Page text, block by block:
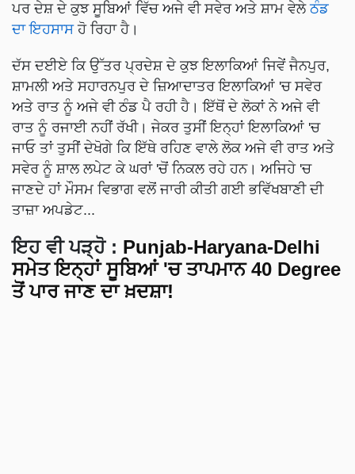
ਪਰ ਦੇਸ਼ ਦੇ ਕੁਝ ਸੂਬਿਆਂ ਵਿੱਚ ਅਜੇ ਵੀ ਸਵੇਰ ਅਤੇ ਸ਼ਾਮ ਵੇਲੇਠੰਡ
ਦਾ ਇਹਸਾਸਹੋ ਰਿਹਾ ਹੈ।
ਦੱਸ ਦਈਏ ਕਿ ਉੱਤਰ ਪ੍ਰਦੇਸ਼ ਦੇ ਕੁਝ ਇਲਾਕਿਆਂ ਜਿਵੇਂ ਜੈਨਪੁਰ,
ਸ਼ਾਮਲੀ ਅਤੇ ਸਹਾਰਨਪੁਰ ਦੇ ਜ਼ਿਆਦਾਤਰ ਇਲਾਕਿਆਂ 'ਚ ਸਵੇਰ
ਅਤੇ ਰਾਤ ਨੂੰ ਅਜੇ ਵੀ ਠੰਡ ਪੈ ਰਹੀ ਹੈ। ਇੱਥੋਂ ਦੇ ਲੋਕਾਂ ਨੇ ਅਜੇ ਵੀ
ਰਾਤ ਨੂੰ ਰਜਾਈ ਨਹੀਂ ਰੱਖੀ। ਜੇਕਰ ਤੁਸੀਂ ਇਨ੍ਹਾਂ ਇਲਾਕਿਆਂ 'ਚ
ਜਾਓ ਤਾਂ ਤੁਸੀਂ ਦੇਖੋਗੇ ਕਿ ਇੱਥੇ ਰਹਿਣ ਵਾਲੇ ਲੋਕ ਅਜੇ ਵੀ ਰਾਤ ਅਤੇ
ਸਵੇਰ ਨੂੰ ਸ਼ਾਲ ਲਪੇਟ ਕੇ ਘਰਾਂ 'ਚੋਂ ਨਿਕਲ ਰਹੇ ਹਨ। ਅਜਿਹੇ 'ਚ
ਜਾਣਦੇ ਹਾਂ ਮੌਸਮ ਵਿਭਾਗ ਵਲੋਂ ਜਾਰੀ ਕੀਤੀ ਗਈ ਭਵਿੱਖਬਾਣੀ ਦੀ
ਤਾਜ਼ਾ ਅਪਡੇਟ...
ਇਹ ਵੀ ਪੜ੍ਹੋ : Punjab-Haryana-Delhi
ਸਮੇਤ ਇਨ੍ਹਾਂ ਸੂਬਿਆਂ 'ਚ ਤਾਪਮਾਨ 40 Degree
ਤੋਂ ਪਾਰ ਜਾਣ ਦਾ ਖ਼ਦਸ਼ਾ!